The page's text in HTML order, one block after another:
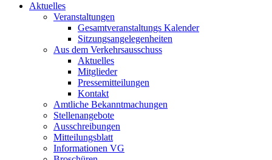
Aktuelles
Veranstaltungen
Gesamtveranstaltungs Kalender
Sitzungsangelegenheiten
Aus dem Verkehrsausschuss
Aktuelles
Mitglieder
Pressemitteilungen
Kontakt
Amtliche Bekanntmachungen
Stellenangebote
Ausschreibungen
Mitteilungsblatt
Informationen VG